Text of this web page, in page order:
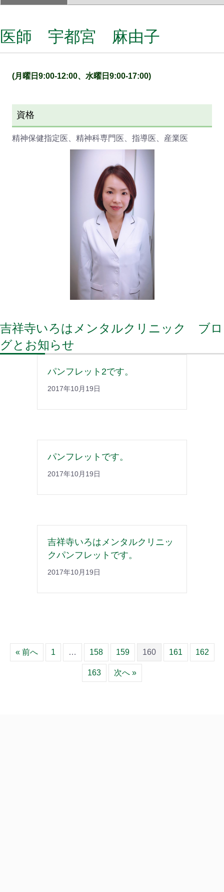
医師 宇都宮 麻由子
(月曜日9:00-12:00、水曜日9:00-17:00)
資格
精神保健指定医、精神科専門医、指導医、産業医
吉祥寺いろはメンタルクリニック ブロ
グとお知らせ
パンフレット2です。
2017年10月19日
パンフレットです。
2017年10月19日
吉祥寺いろはメンタルクリニッ
クパンフレットです。
2017年10月19日
« 前へ 1 … 158 159 160 161 162
163 次へ »